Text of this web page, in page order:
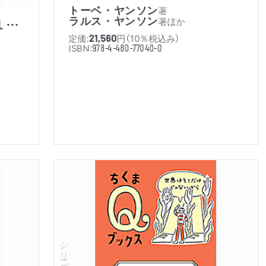
ムーミン・コミックス １ 黄金のしっぽ
トーベ・ヤンソン著
ラルス・ヤンソン著ほか
定価:21,560円 （10％税込み）
ISBN:978-4-480-77040-0
シリーズ・全集